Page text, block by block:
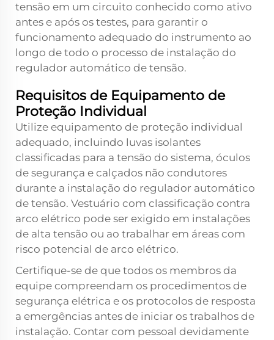
tensão em um circuito conhecido como ativo
antes e após os testes, para garantir o
funcionamento adequado do instrumento ao
longo de todo o processo de instalação do
regulador automático de tensão.
Requisitos de Equipamento de
Proteção Individual
Utilize equipamento de proteção individual
adequado, incluindo luvas isolantes
classificadas para a tensão do sistema, óculos
de segurança e calçados não condutores
durante a instalação do regulador automático
de tensão. Vestuário com classificação contra
arco elétrico pode ser exigido em instalações
de alta tensão ou ao trabalhar em áreas com
risco potencial de arco elétrico.
Certifique-se de que todos os membros da
equipe compreendam os procedimentos de
segurança elétrica e os protocolos de resposta
a emergências antes de iniciar os trabalhos de
instalação. Contar com pessoal devidamente